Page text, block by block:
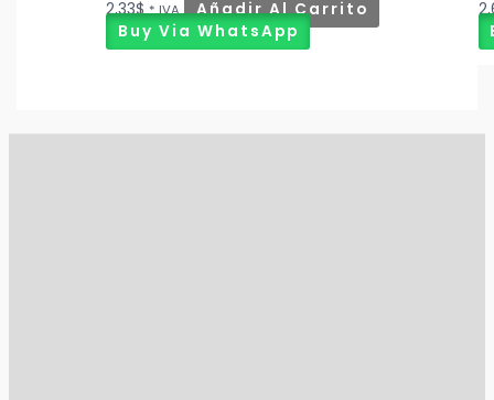
2,33$ * IVA
Añadir Al Carrito
Buy Via WhatsApp